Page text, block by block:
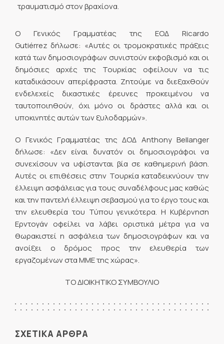
τραυματισμό στον βραχίονα.
Ο Γενικός Γραμματέας της ΕΟΔ Ricardo
Gutiérrez δήλωσε: «Αυτές οι τρομοκρατικές πράξεις
κατά των δημοσιογράφων συνιστούν εκφοβισμό και οι
δημόσιες αρχές της Τουρκίας οφείλουν να τις
καταδικάσουν απερίφραστα. Ζητούμε να διεξαχθούν
ενδελεχείς δικαστικές έρευνες προκειμένου να
ταυτοποιηθούν, όχι μόνο οι δράστες αλλά και οι
υποκινητές αυτών των ξυλοδαρμών».
Ο Γενικός Γραμματέας της ΔΟΔ Anthony Bellanger
δήλωσε: «Δεν είναι δυνατόν οι δημοσιογράφοι να
συνεχίσουν να υφίστανται βία σε καθημερινή βάση.
Αυτές οι επιθέσεις στην Τουρκία καταδεικνύουν την
έλλειψη ασφάλειας για τους συναδέλφους μας καθώς
και την παντελή έλλειψη σεβασμού για το έργο τους και
την ελευθερία του Τύπου γενικότερα. Η Κυβέρνηση
Ερντογάν οφείλει να λάβει οριστικά μέτρα για να
θωρακιστεί η ασφάλεια των δημοσιογράφων και να
ανοίξει ο δρόμος προς την ελευθερία των
εργαζομένων στα ΜΜΕ της χώρας».
ΤΟ ΔΙΟΙΚΗΤΙΚΟ ΣΥΜΒΟΥΛΙΟ
ΣΧΕΤΙΚΑ ΑΡΘΡΑ